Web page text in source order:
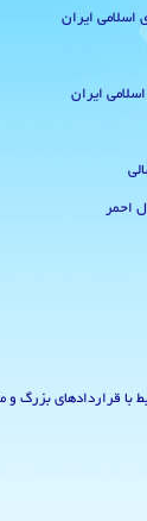
اسلامی ایران
ایران
احمر
با قراردادهای بزرگ و